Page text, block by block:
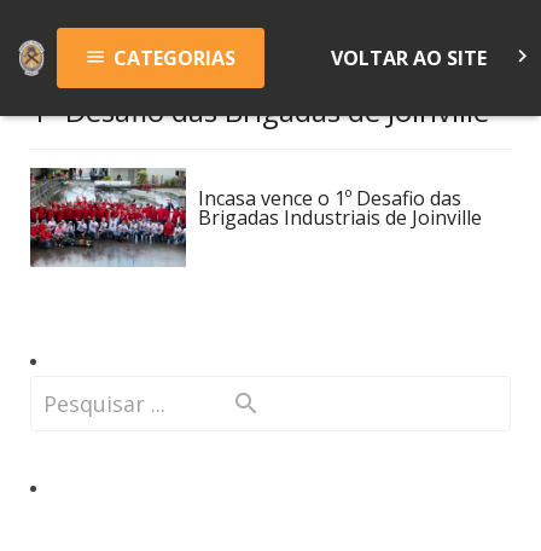
menu CATEGORIAS VOLTAR AO SITE keyboard_arrow_right
1º Desafio das Brigadas de Joinville
Incasa vence o 1º Desafio das
Brigadas Industriais de Joinville